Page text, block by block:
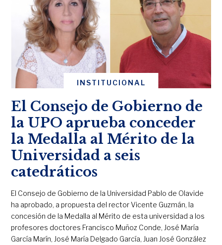
INSTITUCIONAL
El Consejo de Gobierno de
la UPO aprueba conceder
la Medalla al Mérito de la
Universidad a seis
catedráticos
El Consejo de Gobierno de la Universidad Pablo de Olavide
ha aprobado, a propuesta del rector Vicente Guzmán, la
concesión de la Medalla al Mérito de esta universidad a los
profesores doctores Francisco Muñoz Conde, José María
García Marín, José María Delgado García, Juan José González